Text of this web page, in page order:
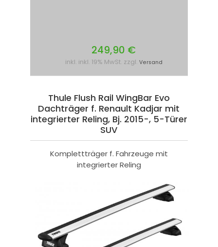
249,90 €
inkl. inkl. 19% MwSt. zzgl. Versand
Thule Flush Rail WingBar Evo
Dachträger f. Renault Kadjar mit
integrierter Reling, Bj. 2015-, 5-Türer
SUV
Komplettträger f. Fahrzeuge mit
integrierter Reling